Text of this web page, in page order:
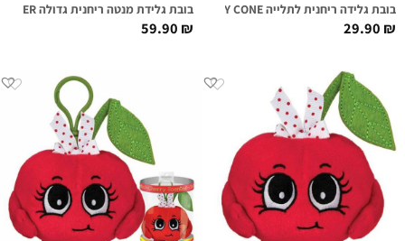
בובת גלידה ריחנית לתלייה SHIRLEY CONE
29.90₪
בובת גלידת מנטה ריחנית גדולה MAY B. MINTY SUPER SNIFFER
59.90₪